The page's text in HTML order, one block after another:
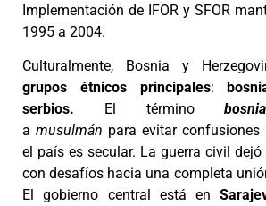
Implementación de IFOR y SFOR
1995 a 2004.
Culturalmente, Bosnia y
grupos étnicos principales:
serbios. El término
a musulmán para evitar confusiones
el país es secular. La guerra civil
con desafíos hacia una completa
El gobierno central está en